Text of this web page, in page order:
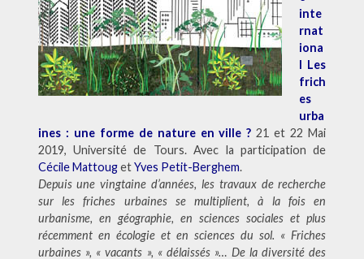
inte
rnat
iona
l Les
frich
es
urba
ines : une forme de nature en ville ? 21 et 22 Mai
2019, Université de Tours. Avec la participation de
Cécile MattougetYves Petit-Berghem.
Depuis une vingtaine d’années, les travaux de recherche
sur les friches urbaines se multiplient, à la fois en
urbanisme, en géographie, en sciences sociales et plus
récemment en écologie et en sciences du sol. « Friches
urbaines », « vacants », « délaissés »… De la diversité des